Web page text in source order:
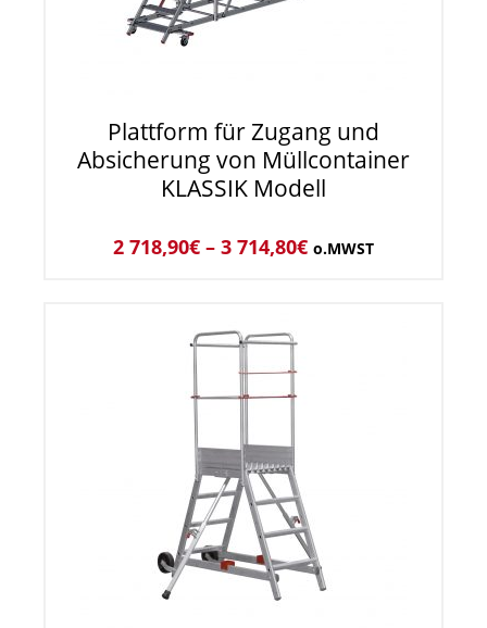
Plattform für Zugang und
Absicherung von Müllcontainer
KLASSIK Modell
2 718,90€ – 3 714,80€ o.MWST